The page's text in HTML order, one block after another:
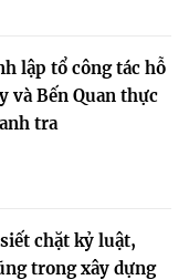
lập tổ công tác hỗ
và Bến Quan thực
tra
chặt kỷ luật,
trong xây dựng